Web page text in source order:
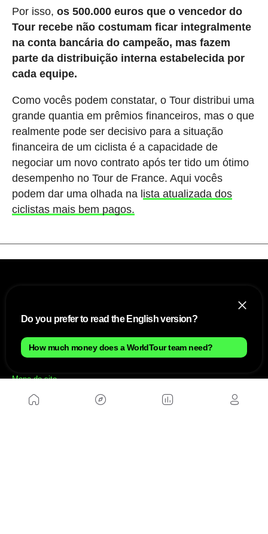
Por isso, os 500.000 euros que o vencedor do
Tour recebe não costumam ficar integralmente
na conta bancária do campeão, mas fazem
parte da distribuição interna estabelecida por
cada equipe.
Como vocês podem constatar, o Tour distribui uma
grande quantia em prêmios financeiros, mas o que
realmente pode ser decisivo para a situação
financeira de um ciclista é a capacidade de
negociar um novo contrato após ter tido um ótimo
desempenho no Tour de France. Aqui vocês
podem dar uma olhada na lista atualizada dos
ciclistas mais bem pagos.
NÓS
Mapa do site
Política de cookies Brasileiro
Anúnciate con nosotros brasileiro
Do you prefer to read the English version?
How much money does a WorldTour team need?